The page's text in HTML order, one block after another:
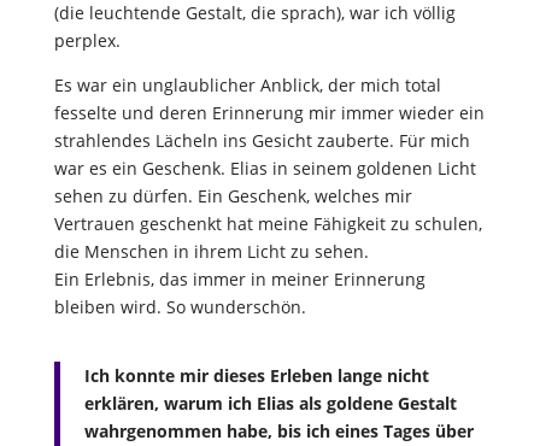
(die leuchtende Gestalt, die sprach), war ich völlig
perplex.
Es war ein unglaublicher Anblick, der mich total
fesselte und deren Erinnerung mir immer wieder ein
strahlendes Lächeln ins Gesicht zauberte. Für mich
war es ein Geschenk. Elias in seinem goldenen Licht
sehen zu dürfen. Ein Geschenk, welches mir
Vertrauen geschenkt hat meine Fähigkeit zu schulen,
die Menschen in ihrem Licht zu sehen.
Ein Erlebnis, das immer in meiner Erinnerung
bleiben wird. So wunderschön.
Ich konnte mir dieses Erleben lange nicht
erklären, warum ich Elias als goldene Gestalt
wahrgenommen habe, bis ich eines Tages über